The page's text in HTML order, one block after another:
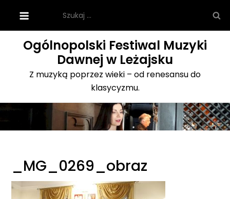
content
Ogólnopolski Festiwal Muzyki
Dawnej w Leżajsku
Z muzyką poprzez wieki – od renesansu do
klasycyzmu.
_MG_0269_obraz